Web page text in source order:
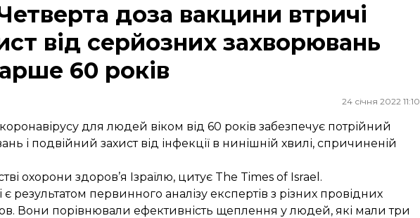
доза вакцини втричі
від серйозних захворювань
60 років
24 січня 2022 11:10
для людей віком від 60 років забезпечує потрійний
і подвійний захист від інфекції в нинішній хвилі, спричиненій
охорони здоров’я Ізраїлю, цитує The Times of Israel.
є результатом первинного аналізу експертів з різних провідних
Вони порівнювали ефективність щеплення у людей, які мали три